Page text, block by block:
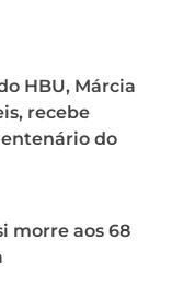
HBU, Márcia
recebe
do
morre aos 68